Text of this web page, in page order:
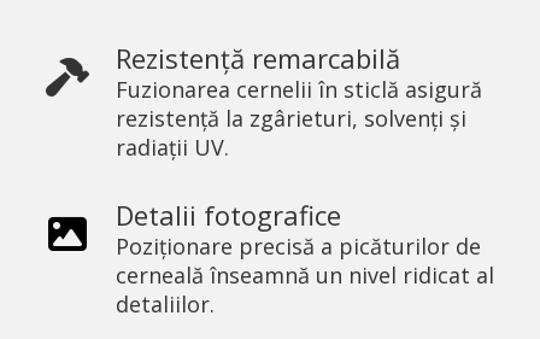
Rezistență remarcabilă
Fuzionarea cernelii în sticlă asigură
rezistență la zgârieturi, solvenți și
radiații UV.
Detalii fotografice
Poziționare precisă a picăturilor de
cerneală înseamnă un nivel ridicat al
detaliilor.